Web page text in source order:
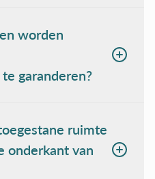
worden
garanderen?
ruimte
onderkant van